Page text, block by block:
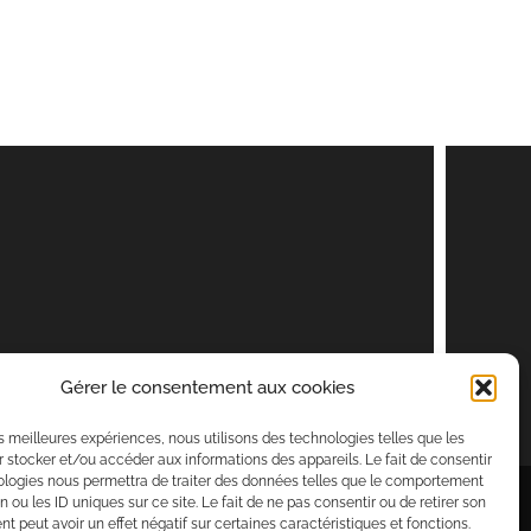
Gérer le consentement aux cookies
meilleures expériences, nous utilisons des technologies telles que les
stocker et/ou accéder aux informations des appareils. Le fait de consentir
nous permettra de traiter des données telles que le comportement
ou les ID uniques sur ce site. Le fait de ne pas consentir ou de retirer son
peut avoir un effet négatif sur certaines caractéristiques et fonctions.
parRara Themes. Propulsé parWordPress.